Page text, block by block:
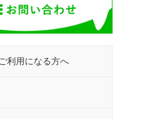
利用になる方へ